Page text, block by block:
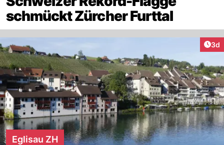
schmückt Zürcher Furttal
3d
Eglisau ZH